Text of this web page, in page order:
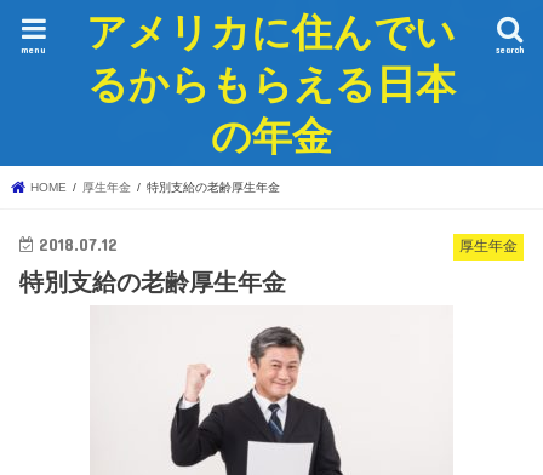
アメリカに住んでい
るからもらえる日本
の年金
search
menu
HOME 厚生年金 特別支給の老齢厚生年金
厚生年金
2018.07.12
特別支給の老齢厚生年金